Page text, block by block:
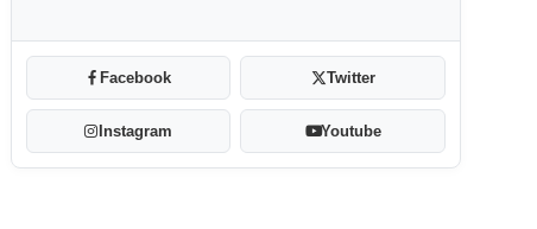
Facebook Twitter
Instagram Youtube